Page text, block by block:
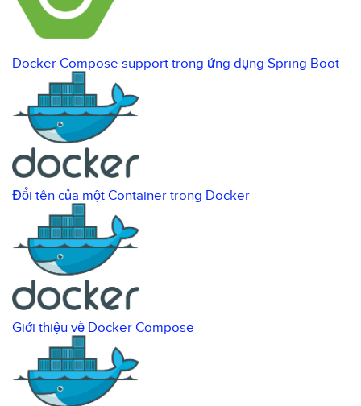
Docker Compose support trong ứng dụng Spring Boot
Đổi tên của một Container trong Docker
Giới thiệu về Docker Compose